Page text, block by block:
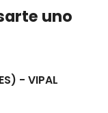
uno
- VIPAL